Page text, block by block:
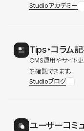
Studioアカデミー
Tips・コラム
CMS運用やサイト
を確認できます。
Studioブログ
ユーザーコミ